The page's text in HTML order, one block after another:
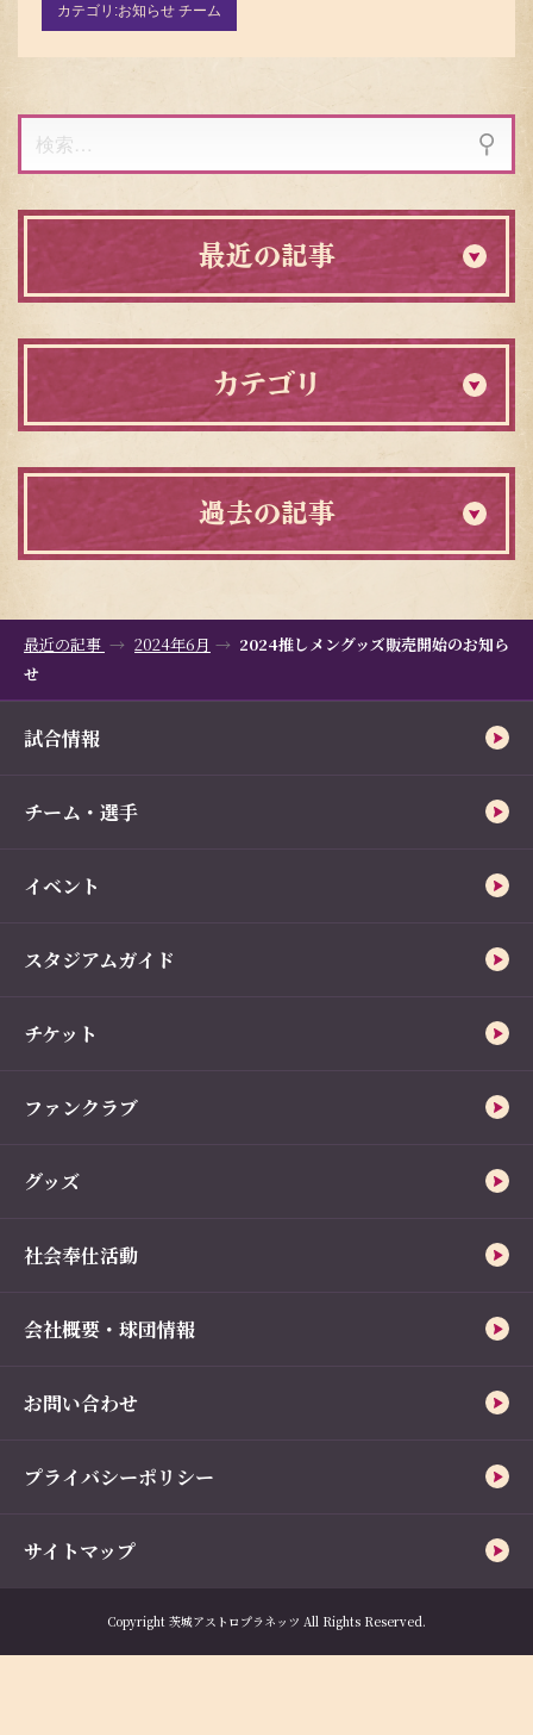
カテゴリ:お知らせ チーム
索:
最近の記事
カテゴリ
過去の記事
最近の記事 2024年6月
2024推しメングッズ販売開始のお知ら
せ
試合情報
チーム・選手
イベント
スタジアムガイド
チケット
ファンクラブ
グッズ
社会奉仕活動
会社概要・球団情報
お問い合わせ
プライバシーポリシー
サイトマップ
Copyright 茨城アストロプラネッツ All Rights Reserved.